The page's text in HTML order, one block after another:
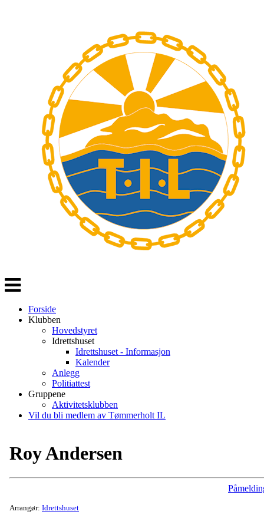
Veksle
navigasjon
Forside
Klubben
Hovedstyret
Idrettshuset
Idrettshuset - Informasjon
Kalender
Anlegg
Politiattest
Gruppene
Aktivitetsklubben
Vil du bli medlem av Tømmerholt IL
Roy Andersen
Arrangør: Idrettshuset